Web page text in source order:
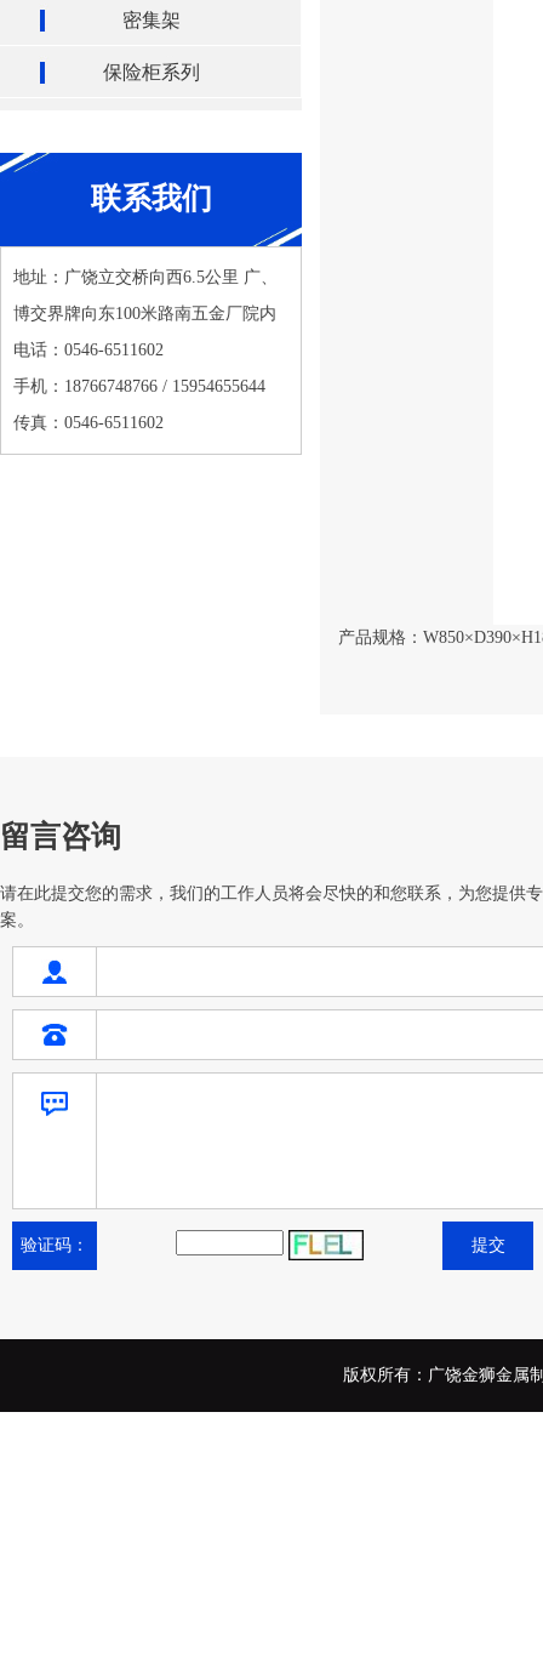
密集架
保险柜系列
联系我们
地址：广饶立交桥向西6.5公里 广、
博交界牌向东100米路南五金厂院内
电话：0546-6511602
手机：18766748766 / 15954655644
传真：0546-6511602
产品规格：
留言咨询
请在此提交您的需求，我们的工作人员将会尽快的和您联系，为您提供
案。
验证码：
版权所有：广饶金狮金属